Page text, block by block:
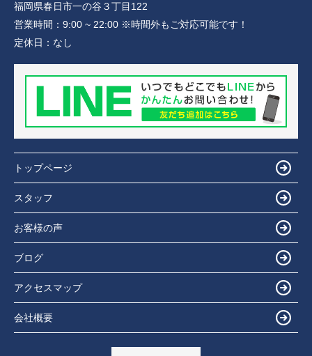
福岡県春日市一の谷３丁目122
営業時間： 9:00 ~ 22:00 ※時間外もご対応可能です！
定休日： なし
トップページ
スタッフ
お客様の声
ブログ
アクセスマップ
会社概要